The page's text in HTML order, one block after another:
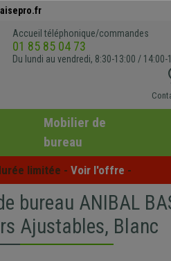
Accueil téléphonique/commandes
01 85 85 04 73
Du lundi au vendredi, 8:30-13:00 / 14:00-
Mobilier de
bureau
limitée - Voir l'offre -
bureau ANIBAL
Ajustables, Blanc